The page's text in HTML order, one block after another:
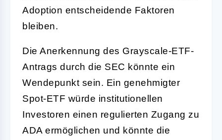
Adoption entscheidende Faktoren
bleiben.
Die Anerkennung des Grayscale-ETF-
Antrags durch die SEC könnte ein
Wendepunkt sein. Ein genehmigter
Spot-ETF würde institutionellen
Investoren einen regulierten Zugang zu
ADA ermöglichen und könnte die